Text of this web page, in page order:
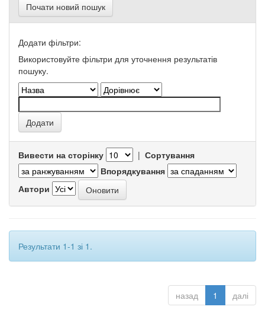
Почати новий пошук
Додати фільтри:
Використовуйте фільтри для уточнення результатів
пошуку.
Вивести на сторінку | Сортування
Впорядкування
Автори
Результати 1-1 зі 1.
назад 1 далі